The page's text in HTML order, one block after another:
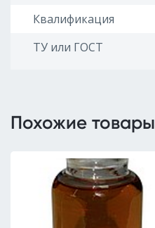
Квалификация
ТУ или ГОСТ
Похожие товары